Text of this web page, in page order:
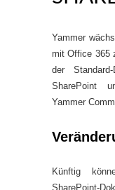
Yammer
mit Office 365
der
SharePoint
Yammer
Künftig